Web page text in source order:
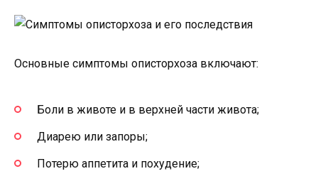
Основные симптомы описторхоза включают:
Боли в животе и в верхней части живота;
Диарею или запоры;
Потерю аппетита и похудение;